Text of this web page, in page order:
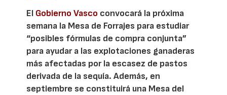
El Gobierno Vasco convocará la próxima
semana la Mesa de Forrajes para estudiar
“posibles fórmulas de compra conjunta”
para ayudar a las explotaciones ganaderas
más afectadas por la escasez de pastos
derivada de la sequía. Además, en
septiembre se constituirá una Mesa del